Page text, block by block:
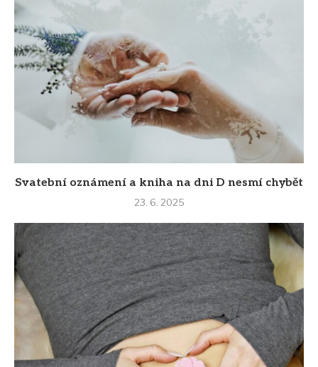
Svatební oznámení a kniha na dni D nesmí chybět
23. 6. 2025